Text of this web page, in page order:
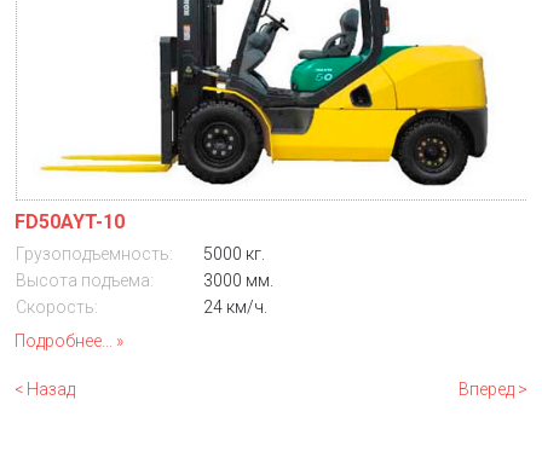
FD50AYT-10
Грузоподъемность:
5000 кг.
Высота подъема:
3000 мм.
Скорость:
24 км/ч.
Подробнее...
< Назад Вперед >